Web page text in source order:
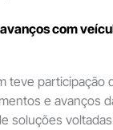
com
teve participação
e avanços
soluções